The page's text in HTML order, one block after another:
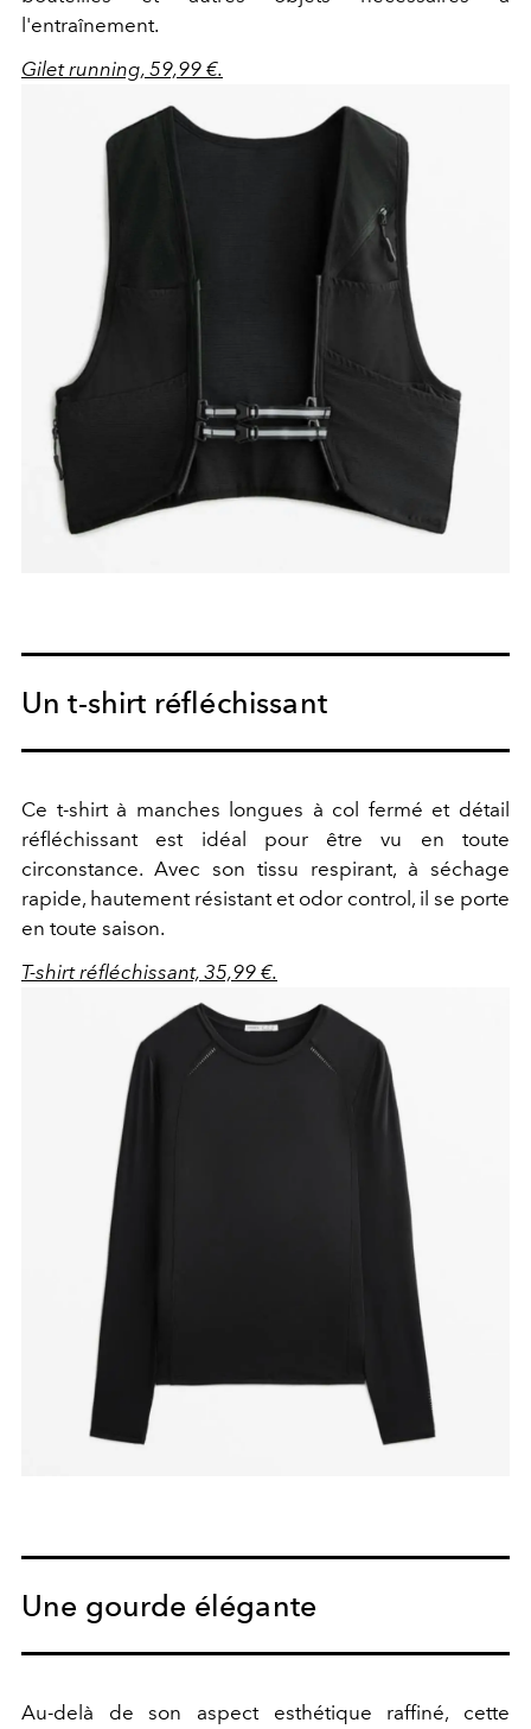
l'entraînement.
Gilet running, 59,99 €.
Un t-shirt réfléchissant
Ce t-shirt à manches longues à col fermé et détail
réfléchissant est idéal pour être vu en toute
circonstance. Avec son tissu respirant, à séchage
rapide, hautement résistant et odor control, il se porte
en toute saison.
T-shirt réfléchissant, 35,99 €.
Une gourde élégante
Au-delà de son aspect esthétique raffiné, cette